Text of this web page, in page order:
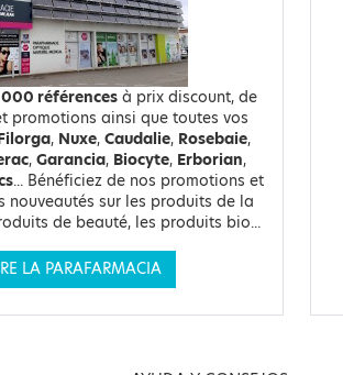
références à prix discount, de
promotions ainsi que toutes vos
, Nuxe, Caudalie, Rosebaie,
, Garancia, Biocyte, Erborian,
... Bénéficiez de nos promotions et
nouveautés sur les produits de la
de beauté, les produits bio...
LA PARAFARMACIA